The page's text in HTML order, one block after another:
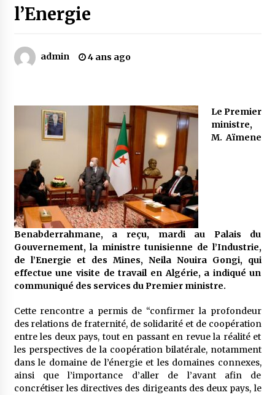
Mythes et croyances / L’hospitalité des
« Père, tiens-moi, je vais tomber ! »
5 ans ago
Le bouc de l’Au-delà
5 ans ago
Le monstrueux vieillard (Un récit du Sud
algérien)
5 ans ago
5 ans ago
Un conte targui/ Quand la tête est vide
5 ans ago
l’Energie
admin 4 ans ago
Le Premier
ministre,
M. Aïmene
Benabderrahmane, a reçu, mardi au Palais du
Gouvernement, la ministre tunisienne de l’Industrie,
de l’Energie et des Mines, Neila Nouira Gongi, qui
effectue une visite de travail en Algérie, a indiqué un
communiqué des services du Premier ministre.
Cette rencontre a permis de “confirmer la profondeur
des relations de fraternité, de solidarité et de coopération
entre les deux pays, tout en passant en revue la réalité et
les perspectives de la coopération bilatérale, notamment
dans le domaine de l’énergie et les domaines connexes,
ainsi que l’importance d’aller de l’avant afin de
concrétiser les directives des dirigeants des deux pays, le